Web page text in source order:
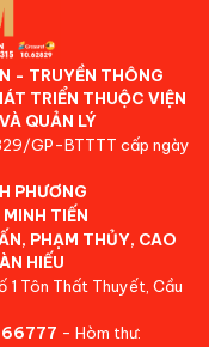
- TRUYỀN THÔNG
TRIỂN THUỘC VIỆN
QUẢN LÝ
GP-BTTTT cấp ngày
PHƯƠNG
TIẾN
PHẠM THỦY, CAO
HIẾU
1 Tôn Thất Thuyết, Cầu
- Hòm thư: